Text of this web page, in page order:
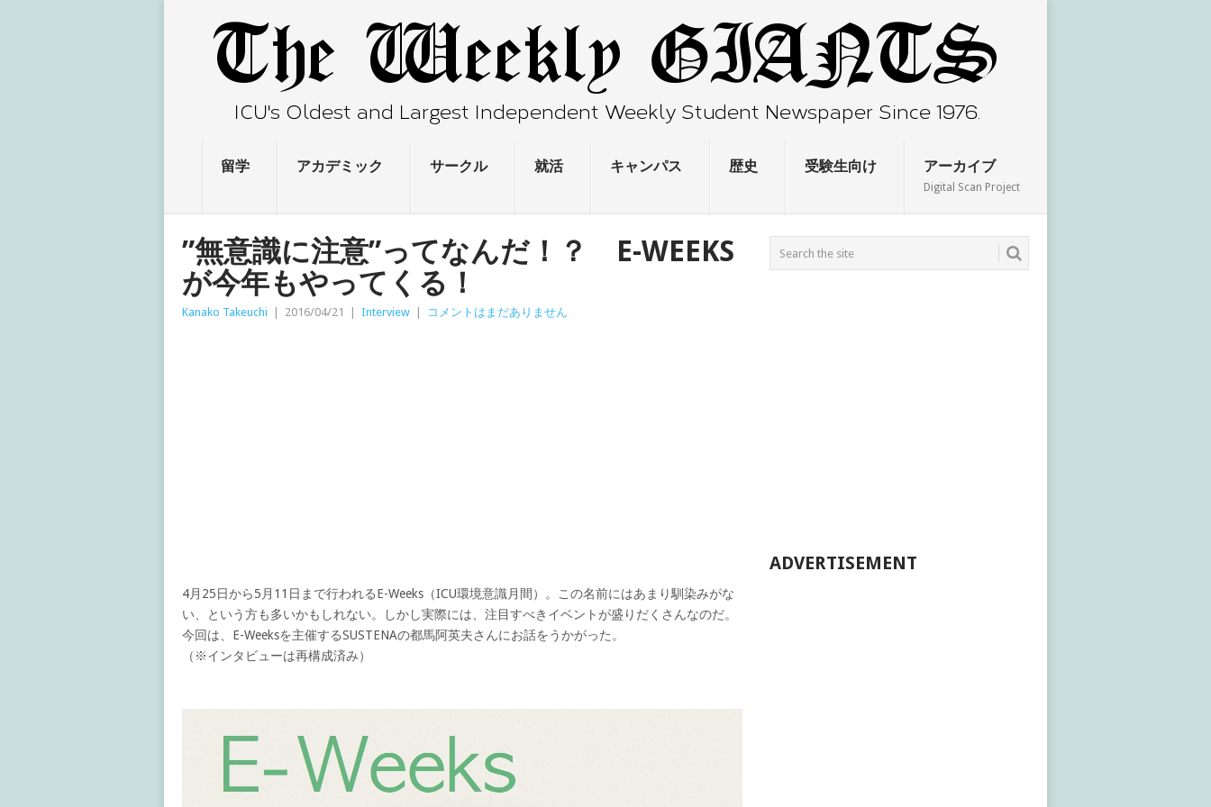
留学 アカデミック サークル 就活 キャンパス 歴史 受験生向け アーカイブ
Digital Scan Project
”無意識に注意”ってなんだ！？ E-WEEKS
が今年もやってくる！
Kanako Takeuchi 2016/04/21 Interview コメントはまだありません
4月25日から5月11日まで行われるE-Weeks（ICU環境意識月間）。この名前にはあまり馴染みがな
い、という方も多いかもしれない。しかし実際には、注目すべきイベントが盛りだくさんなのだ。
今回は、E-Weeksを主催するSUSTENAの都馬阿英夫さんにお話をうかがった。
（※インタビューは再構成済み）
ADVERTISEMENT